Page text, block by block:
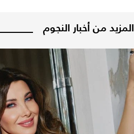
المزيد من أخبار النجوم